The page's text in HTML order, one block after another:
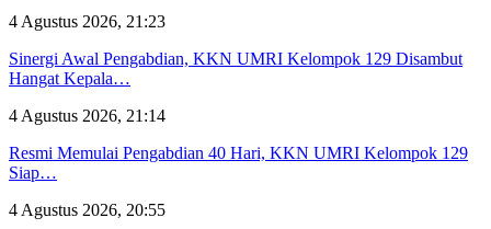
4 Agustus 2026, 21:23
Sinergi Awal Pengabdian, KKN UMRI Kelompok 129 Disambut
Hangat Kepala…
4 Agustus 2026, 21:14
Resmi Memulai Pengabdian 40 Hari, KKN UMRI Kelompok 129
Siap…
4 Agustus 2026, 20:55